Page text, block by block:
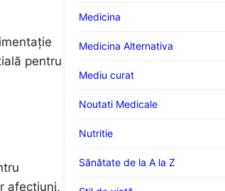
pentru
afecțiuni,
Medicina
Medicina Alternativa
Mediu curat
Noutati Medicale
Nutritie
Sănătate de la A la Z